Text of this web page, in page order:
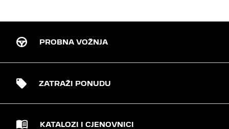
PROBNA VOŽNJA
ZATRAŽI PONUDU
KATALOZI I CJENOVNICI